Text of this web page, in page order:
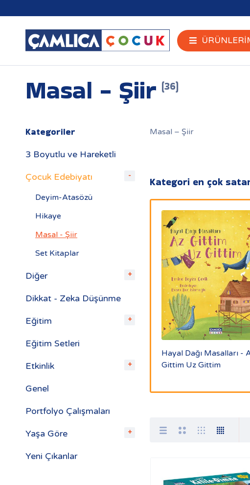
Masal - Şiir (36)
Kategoriler
3 Boyutlu ve Hareketli
Çocuk Edebiyatı
Deyim-Atasözü
Hikaye
Masal - Şiir
Set Kitaplar
Diğer
Dikkat - Zeka Düşünme
Eğitim
Eğitim Setleri
Etkinlik
Genel
Portfolyo Çalışmaları
Yaşa Göre
Yeni Çıkanlar
Masal – Şiir
Kategori en çok
Küçük Bir İyilik
Hayal Dağı Masalları -
Gittim Uz Gittim